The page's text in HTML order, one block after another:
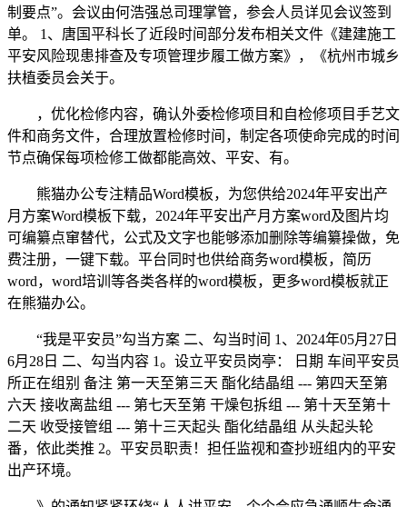
制要点”。会议由何浩强总司理掌管，参会人员详见会议签到
单。 1、唐国平科长了近段时间部分发布相关文件《建建施工
平安风险现患排查及专项管理步履工做方案》，《杭州市城乡
扶植委员会关于。
，优化检修内容，确认外委检修项目和自检修项目手艺文
件和商务文件，合理放置检修时间，制定各项使命完成的时间
节点确保每项检修工做都能高效、平安、有。
熊猫办公专注精品Word模板，为您供给2024年平安出产
月方案Word模板下载，2024年平安出产月方案word及图片均
可编纂点窜替代，公式及文字也能够添加删除等编纂操做，免
费注册，一键下载。平台同时也供给商务word模板，简历
word，word培训等各类各样的word模板，更多word模板就正
在熊猫办公。
“我是平安员”勾当方案 二、勾当时间 1、2024年05月27日
6月28日 二、勾当内容 1。设立平安员岗亭： 日期 车间平安员
所正在组别 备注 第一天至第三天 酯化结晶组 --- 第四天至第
六天 接收离盐组 --- 第七天至第 干燥包拆组 --- 第十天至第十
二天 收受接管组 --- 第十三天起头 酯化结晶组 从头起头轮
番，依此类推 2。平安员职责！担任监视和查抄班组内的平安
出产环境。